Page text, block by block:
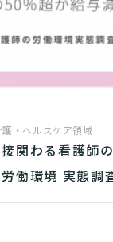
護・ヘルスケア領域
関わる看護師
働環境 実態調